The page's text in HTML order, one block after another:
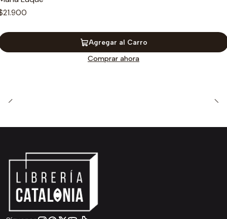
Agregar al Carro
Comprar ahora